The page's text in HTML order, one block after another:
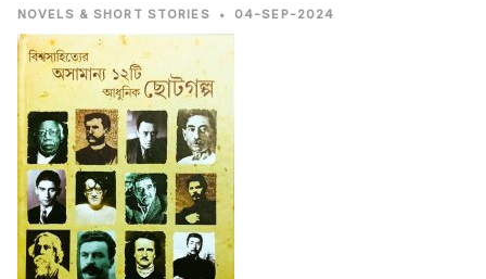
NOVELS & SHORT STORIES • 04-SEP-2024